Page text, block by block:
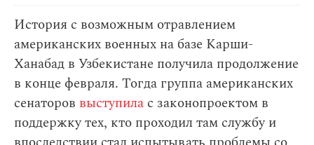
История с возможным отравлением
американских военных на базе Карши-
Ханабад в Узбекистане получила продолжение
в конце февраля. Тогда группа американских
сенаторов выступила с законопроектом в
поддержку тех, кто проходил там службу и